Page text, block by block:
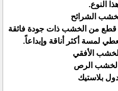
النوع.
الشرائح
قطع من الخشب ذات جودة فائقة
لمسة أكثر أناقة وإبداعاً.
الأفقي
الخشب الرص
بلاستيك